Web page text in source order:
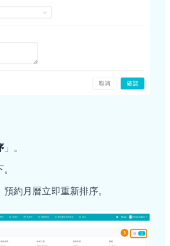
」。
預約月曆立即重新排序。